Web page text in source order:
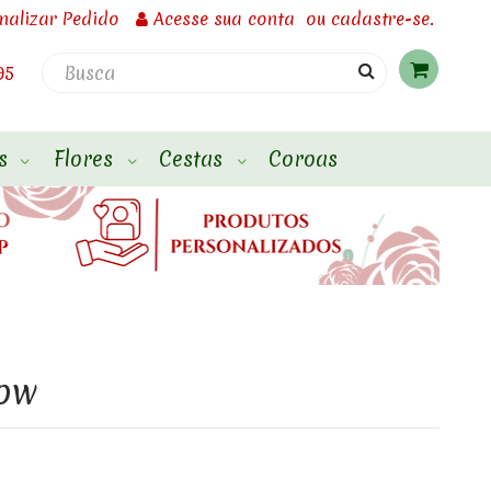
Pedido Acesse sua conta ou cadastre-se.
Flores Cestas Coroas